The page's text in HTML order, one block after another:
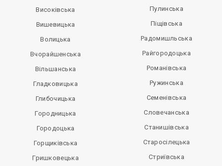
Високівська
Вишевицька
Волицька
Вчорайшенська
Вільшанська
Гладковицька
Глибочицька
Городницька
Городоцька
Горщиківська
Гришковецька
Пулинська
Піщівська
Радомишльська
Райгородоцька
Романівська
Ружинська
Семенівська
Словечанська
Станишівська
Старосілецька
Стриївська